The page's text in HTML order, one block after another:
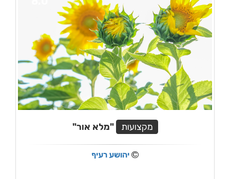
מקצועות "מלא אור"
יהושע רעיף